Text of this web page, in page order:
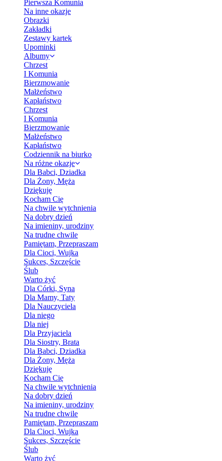
Pierwsza Komunia
Na inne okazje
Obrazki
Zakładki
Zestawy kartek
Upominki
Albumy
Chrzest
I Komunia
Bierzmowanie
Małżeństwo
Kapłaństwo
Chrzest
I Komunia
Bierzmowanie
Małżeństwo
Kapłaństwo
Codziennik na biurko
Na różne okazje
Dla Babci, Dziadka
Dla Żony, Męża
Dziękuję
Kocham Cię
Na chwile wytchnienia
Na dobry dzień
Na imieniny, urodziny
Na trudne chwile
Pamiętam, Przepraszam
Dla Cioci, Wujka
Sukces, Szczęście
Ślub
Warto żyć
Dla Córki, Syna
Dla Mamy, Taty
Dla Nauczyciela
Dla niego
Dla niej
Dla Przyjaciela
Dla Siostry, Brata
Dla Babci, Dziadka
Dla Żony, Męża
Dziękuję
Kocham Cię
Na chwile wytchnienia
Na dobry dzień
Na imieniny, urodziny
Na trudne chwile
Pamiętam, Przepraszam
Dla Cioci, Wujka
Sukces, Szczęście
Ślub
Warto żyć